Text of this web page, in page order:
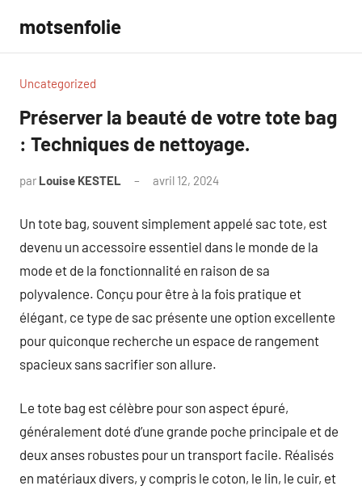
contenu
motsenfolie
Uncategorized
Préserver la beauté de votre tote bag
: Techniques de nettoyage.
par Louise KESTEL avril 12, 2024
Un tote bag, souvent simplement appelé sac tote, est
devenu un accessoire essentiel dans le monde de la
mode et de la fonctionnalité en raison de sa
polyvalence. Conçu pour être à la fois pratique et
élégant, ce type de sac présente une option excellente
pour quiconque recherche un espace de rangement
spacieux sans sacrifier son allure.
Le tote bag est célèbre pour son aspect épuré,
généralement doté d’une grande poche principale et de
deux anses robustes pour un transport facile. Réalisés
en matériaux divers, y compris le coton, le lin, le cuir, et